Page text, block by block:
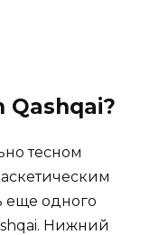
Qashqai?
тесном
еще одного
Нижний